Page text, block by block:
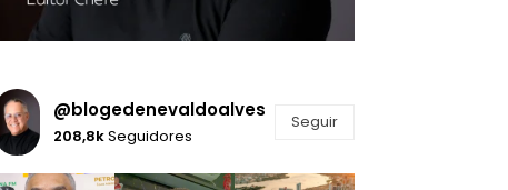
@blogedenevaldoalves
208,8kSeguidores
Seguir